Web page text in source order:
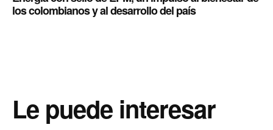
los colombianos y al desarrollo del país
Le puede interesar